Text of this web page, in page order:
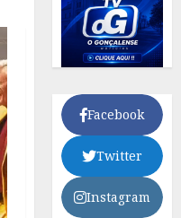
Facebook
Twitter
Instagram